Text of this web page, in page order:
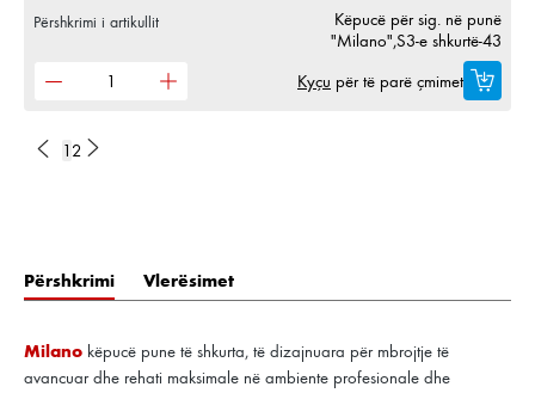
Përshkrimi i artikullit
Këpucë për sig. në punë
"Milano",S3-e shkurtë-43
Kyçu për të parë çmimet
1 2
Përshkrimi Vlerësimet
Milano këpucë pune të shkurta, të dizajnuara për mbrojtje të
avancuar dhe rehati maksimale në ambiente profesionale dhe